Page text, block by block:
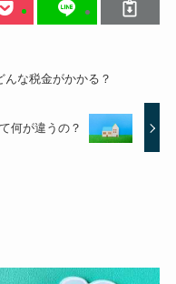
な税金がかかる？
何が違うの？